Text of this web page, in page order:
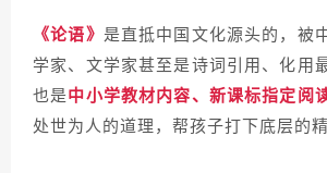
《论语》 是直抵中国文化源头的，被
学家、文学家甚至是诗词引用、化用
也是中小学教材内容、新课标指定阅
处世为人的道理，帮孩子打下底层的精